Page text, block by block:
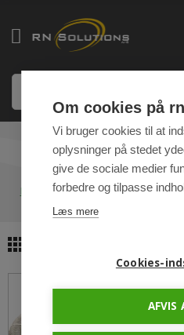
DIVERSE
PLUG 'N PLAY KABLER
Om cookies på
Vi bruger cookies til at
oplysninger på stedet
give de sociale medier
forbedre og tilpasse
Læs mere
Cookies-
AFVIS